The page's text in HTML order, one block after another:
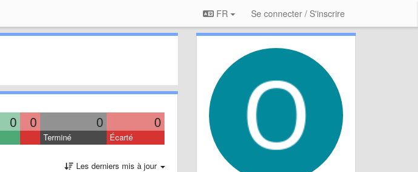
FR Se connecter / S'inscrire
0 0 0 0
Terminé Écarté
Les derniers mis à jour